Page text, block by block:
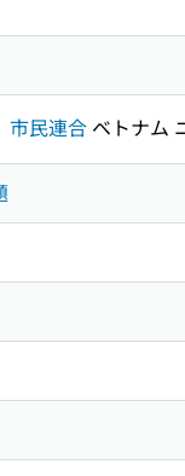
市民連合 ベトナム